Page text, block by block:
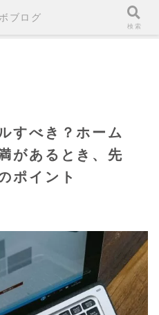
すべき？ホーム
があるとき、先
ポイント
ブログ
検索